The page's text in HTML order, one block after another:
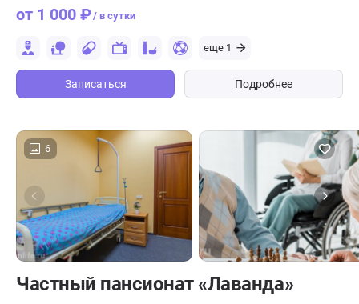
от 1 000 ₽/ в сутки
еще 1
Записаться Подробнее
6
Частный пансионат «Лаванда»